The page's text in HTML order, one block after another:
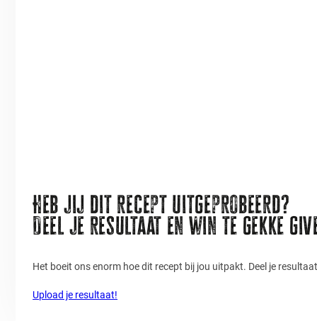
Heb jij dit recept uitgeprobeerd?
Deel je resultaat en win te gekke
Het boeit ons enorm hoe dit recept bij jou uitpakt. Deel je
Upload je resultaat!